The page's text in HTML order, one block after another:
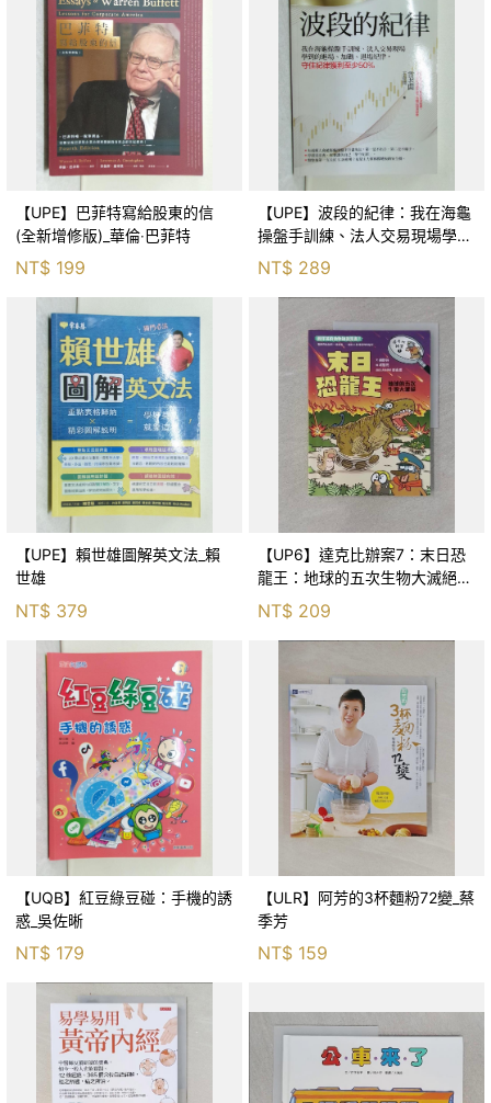
【UPE】巴菲特寫給股東的信
(全新增修版)_華倫‧巴菲特
NT$ 199
【UPE】波段的紀律：我在海龜
操盤手訓練、法人交易現場學到
的進場、加碼、退場紀律，守住
紀律獲利至少50％_雷老闆
NT$ 289
【UPE】賴世雄圖解英文法_賴
世雄
NT$ 379
【UP6】達克比辦案7：末日恐
龍王：地球的五次生物大滅絕_
胡妙芬
NT$ 209
【UQB】紅豆綠豆碰：手機的誘
惑_吳佐晰
NT$ 179
【ULR】阿芳的3杯麵粉72變_蔡
季芳
NT$ 159